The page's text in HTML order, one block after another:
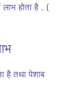
होता है . (
है तथा पेशाब